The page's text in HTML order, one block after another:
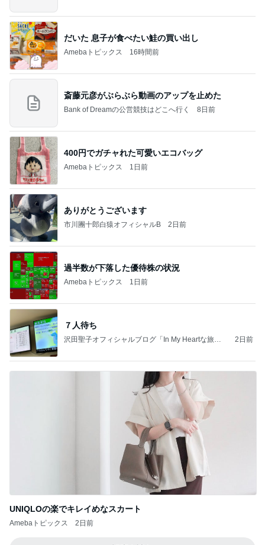
だいた 息子が食べたい鮭の買い出し
Amebaトピックス 16時間前
斎藤元彦がぶらぶら動画のアップを止めた
Bank of Dreamの公営競技はどこへ行く 8日前
400円でガチャれた可愛いエコバッグ
Amebaトピックス 1日前
ありがとうございます
市川團十郎白猿オフィシャルB 2日前
過半数が下落した優待株の状況
Amebaトピックス 1日前
７人待ち
沢田聖子オフィシャルブログ「In My Heartな旅日
2日前
UNIQLOの楽でキレイめなスカート
Amebaトピックス 2日前